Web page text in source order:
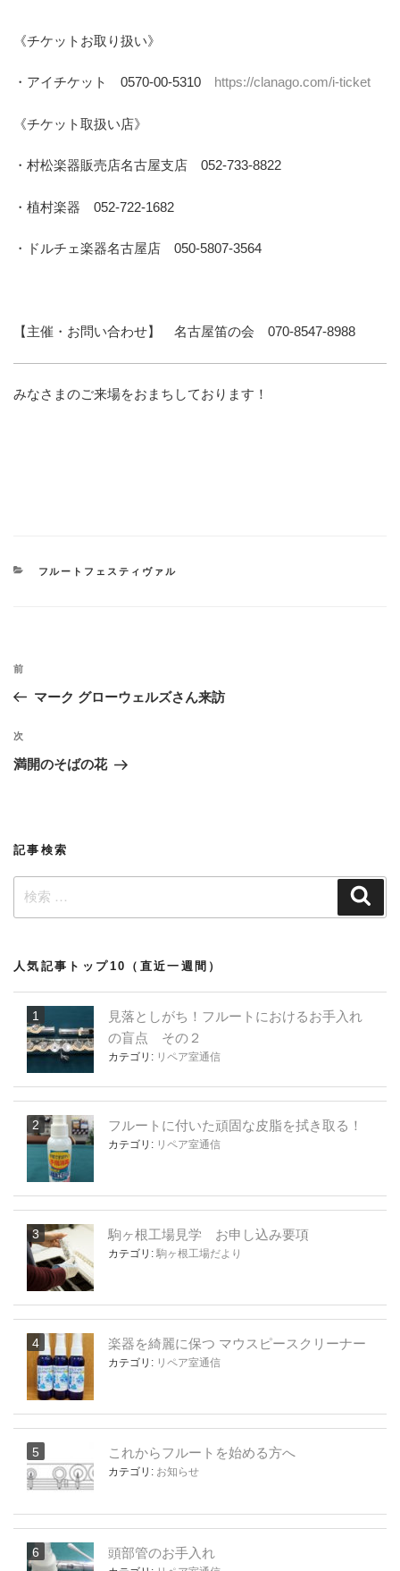
《チケットお取り扱い》
・アイチケット 0570-00-5310 https://clanago.com/i-ticket
《チケット取扱い店》
・村松楽器販売店名古屋支店 052-733-8822
・植村楽器 052-722-1682
・ドルチェ楽器名古屋店 050-5807-3564
【主催・お問い合わせ】 名古屋笛の会 070-8547-8988
みなさまのご来場をおまちしております！
カ
フルートフェスティヴァル
投
ビ
ゲ
ン
過
去
投
稿
前
マーク グローウェルズさん来訪
次
の
次
満開のそばの花
記事検索
索:
人気記事トップ10（直近一週間）
見落としがち！フルートにおけるお手入れ
の盲点 その２
カテゴリ: リペア室通信
フルートに付いた頑固な皮脂を拭き取る！
カテゴリ: リペア室通信
駒ヶ根工場見学 お申し込み要項
カテゴリ: 駒ヶ根工場だより
楽器を綺麗に保つ マウスピースクリーナー
カテゴリ: リペア室通信
これからフルートを始める方へ
カテゴリ: お知らせ
頭部管のお手入れ